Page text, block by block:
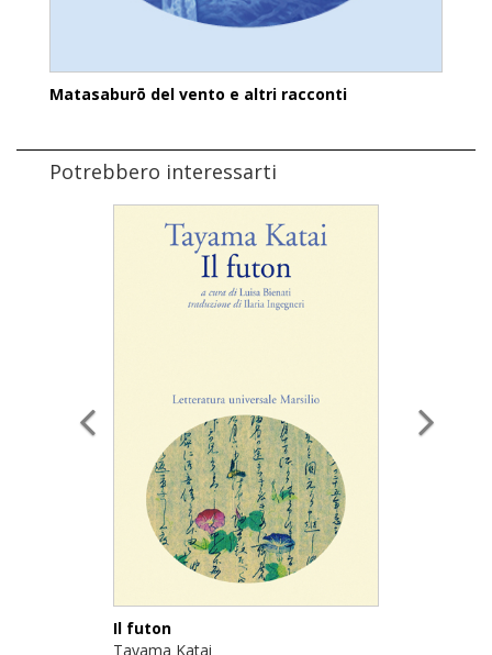
Matasaburō del vento e altri racconti
Potrebbero interessarti
Il futon
Tayama Katai